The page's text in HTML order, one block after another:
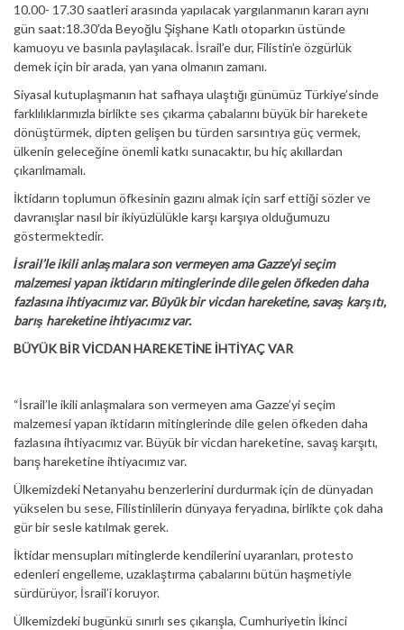
10.00- 17.30 saatleri arasında yapılacak yargılanmanın kararı aynı
gün saat:18.30’da Beyoğlu Şişhane Katlı otoparkın üstünde
kamuoyu ve basınla paylaşılacak. İsrail’e dur, Filistin’e özgürlük
demek için bir arada, yan yana olmanın zamanı.
Siyasal kutuplaşmanın hat safhaya ulaştığı günümüz Türkiye’sinde
farklılıklarımızla birlikte ses çıkarma çabalarını büyük bir harekete
dönüştürmek, dipten gelişen bu türden sarsıntıya güç vermek,
ülkenin geleceğine önemli katkı sunacaktır, bu hiç akıllardan
çıkarılmamalı.
İktidarın toplumun öfkesinin gazını almak için sarf ettiği sözler ve
davranışlar nasıl bir ikiyüzlülükle karşı karşıya olduğumuzu
göstermektedir.
İsrail’le ikili anlaşmalara son vermeyen ama Gazze’yi seçim
malzemesi yapan iktidarın mitinglerinde dile gelen öfkeden daha
fazlasına ihtiyacımız var. Büyük bir vicdan hareketine, savaş karşıtı,
barış hareketine ihtiyacımız var.
BÜYÜK BİR VİCDAN HAREKETİNE İHTİYAÇ VAR
“İsrail’le ikili anlaşmalara son vermeyen ama Gazze’yi seçim
malzemesi yapan iktidarın mitinglerinde dile gelen öfkeden daha
fazlasına ihtiyacımız var. Büyük bir vicdan hareketine, savaş karşıtı,
barış hareketine ihtiyacımız var.
Ülkemizdeki Netanyahu benzerlerini durdurmak için de dünyadan
yükselen bu sese, Filistinlilerin dünyaya feryadına, birlikte çok daha
gür bir sesle katılmak gerek.
İktidar mensupları mitinglerde kendilerini uyaranları, protesto
edenleri engelleme, uzaklaştırma çabalarını bütün haşmetiyle
sürdürüyor, İsrail’i koruyor.
Ülkemizdeki bugünkü sınırlı ses çıkarışla, Cumhuriyetin İkinci